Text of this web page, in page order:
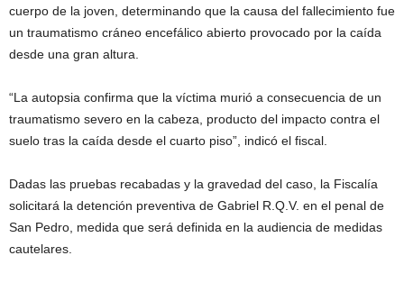
cuerpo de la joven, determinando que la causa del fallecimiento fue
un traumatismo cráneo encefálico abierto provocado por la caída
desde una gran altura.
“La autopsia confirma que la víctima murió a consecuencia de un
traumatismo severo en la cabeza, producto del impacto contra el
suelo tras la caída desde el cuarto piso”, indicó el fiscal.
Dadas las pruebas recabadas y la gravedad del caso, la Fiscalía
solicitará la detención preventiva de Gabriel R.Q.V. en el penal de
San Pedro, medida que será definida en la audiencia de medidas
cautelares.